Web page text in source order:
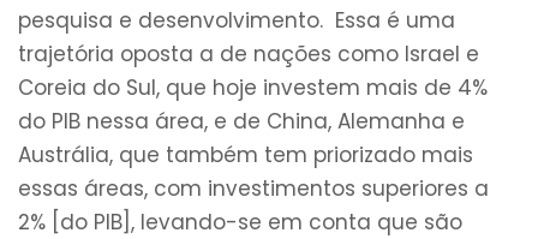
pesquisa e desenvolvimento. Essa é uma
trajetória oposta a de nações como Israel e
Coreia do Sul, que hoje investem mais de 4%
do PIB nessa área, e de China, Alemanha e
Austrália, que também tem priorizado mais
essas áreas, com investimentos superiores a
2% [do PIB], levando-se em conta que são